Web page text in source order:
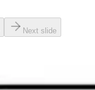
Next slide